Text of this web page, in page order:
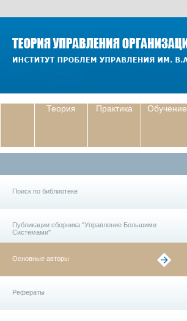
Теория Практика Обучение
Поиск по библиотеке
Публикации сборника "Управление Большими
Системами"
Основные авторы
Рефераты